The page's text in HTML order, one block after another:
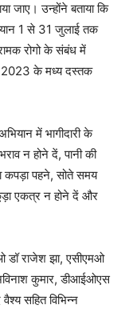
जाए। उन्होंने बताया कि
1 से 31 जुलाई तक
रोगो के संबंध में
2023 के मध्य दस्तक
में भागीदारी के
न होने दें, पानी की
कपड़ा पहने, सोते समय
एकत्र न होने दें और
डॉ राजेश झा, एसीएमओ
कुमार, डीआईओएस
सहित विभिन्न